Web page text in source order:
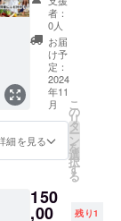
/31ま
で... ※細
かな詳
細など
はメー
ルにて
ご相談
させて
くださ
い。
料金別)
場所：
お客様
のご指
定の場
所 （大
阪府内
のみ...他
県要相
談） 開
催期
2025/02
/01～
2025/12
者：
0人
お届
け予
定：
2024
年11
月
細を見る
こ
の
リ
タ
ー
ン
を
選
択
す
る
150
,00 残り1